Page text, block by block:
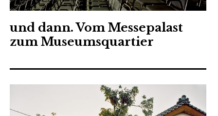
und dann. Vom Messepalast
zum Museumsquartier